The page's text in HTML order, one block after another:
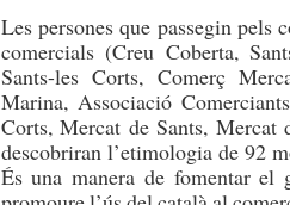
Les persones que passegin pels
comercials (Creu Coberta,
Sants-les Corts, Comerç
Marina, Associació
Corts, Mercat de Sants,
descobriran l’etimologia de 92
És una manera de fomentar